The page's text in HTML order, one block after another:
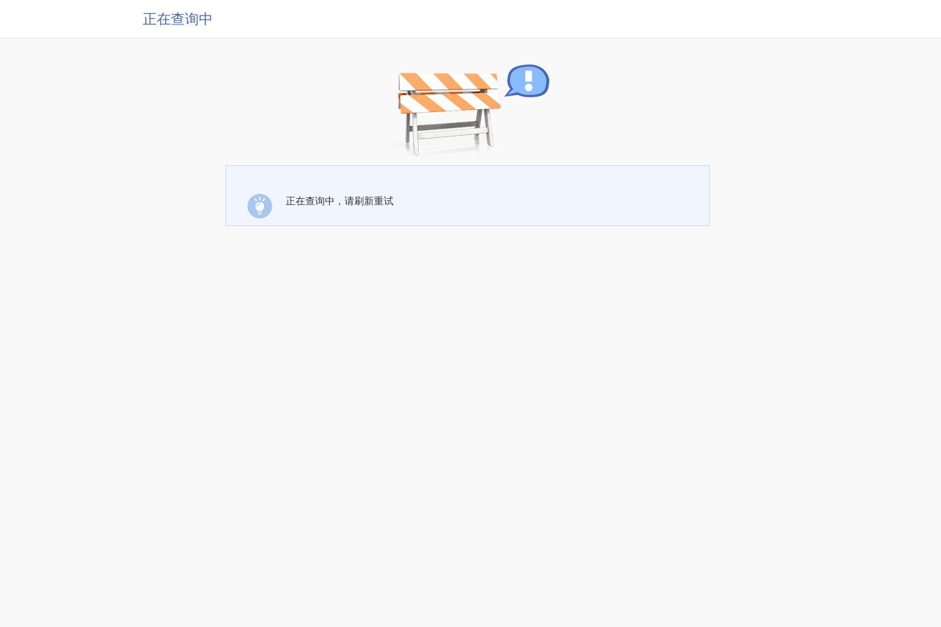
正在查询中
正在查询中，请刷新重试